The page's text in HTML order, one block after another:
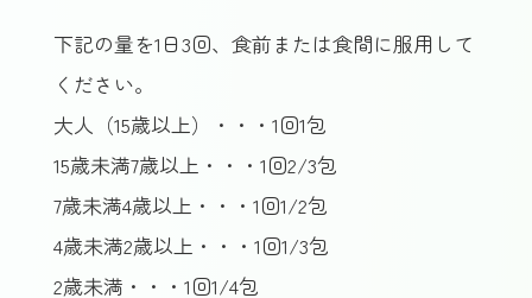
下記の量を1日3回、食前または食間に服用して
ください。
大人（15歳以上）・・・1回1包
15歳未満7歳以上・・・1回2/3包
7歳未満4歳以上・・・1回1/2包
4歳未満2歳以上・・・1回1/3包
2歳未満・・・1回1/4包